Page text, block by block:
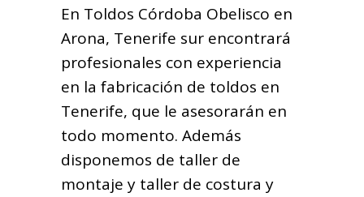
En Toldos Córdoba Obelisco en
Arona, Tenerife sur encontrará
profesionales con experiencia
en la fabricación de toldos en
Tenerife, que le asesorarán en
todo momento. Además
disponemos de taller de
montaje y taller de costura y